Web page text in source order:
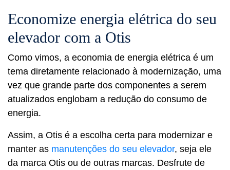
Economize energia elétrica do seu
elevador com a Otis
Como vimos, a economia de energia elétrica é um
tema diretamente relacionado à modernização, uma
vez que grande parte dos componentes a serem
atualizados englobam a redução do consumo de
energia.
Assim, a Otis é a escolha certa para modernizar e
manter as manutenções do seu elevador, seja ele
da marca Otis ou de outras marcas. Desfrute de